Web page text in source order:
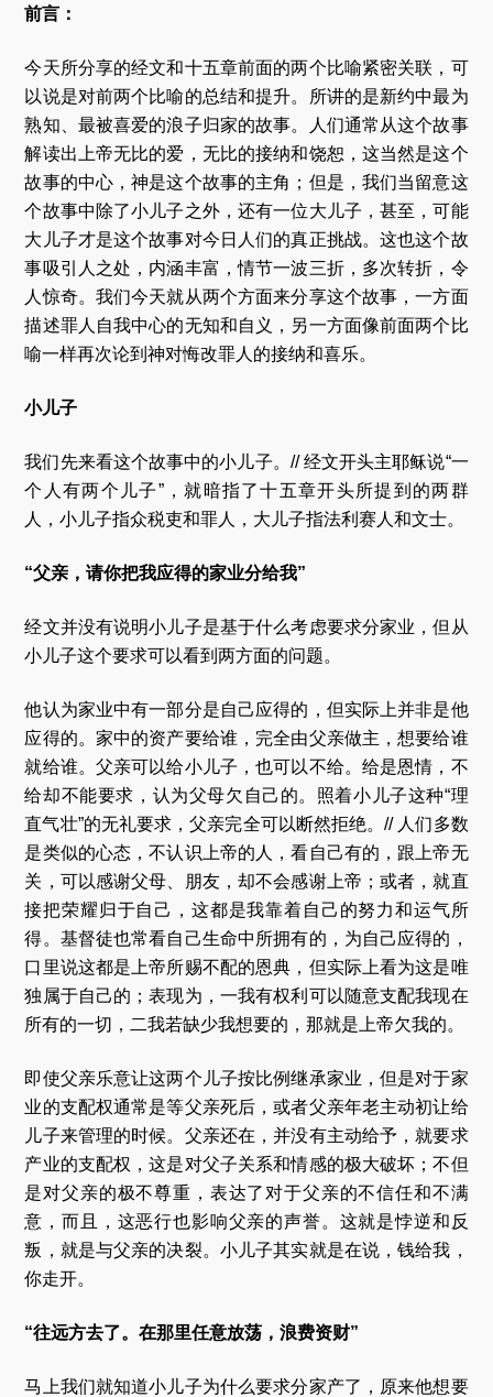
前言：
今天所分享的经文和十五章前面的两个比喻紧密关联，可
以说是对前两个比喻的总结和提升。所讲的是新约中最为
熟知、最被喜爱的浪子归家的故事。人们通常从这个故事
解读出上帝无比的爱，无比的接纳和饶恕，这当然是这个
故事的中心，神是这个故事的主角；但是，我们当留意这
个故事中除了小儿子之外，还有一位大儿子，甚至，可能
大儿子才是这个故事对今日人们的真正挑战。这也这个故
事吸引人之处，内涵丰富，情节一波三折，多次转折，令
人惊奇。我们今天就从两个方面来分享这个故事，一方面
描述罪人自我中心的无知和自义，另一方面像前面两个比
喻一样再次论到神对悔改罪人的接纳和喜乐。
小儿子
我们先来看这个故事中的小儿子。// 经文开头主耶稣说“一
个人有两个儿子”，就暗指了十五章开头所提到的两群
人，小儿子指众税吏和罪人，大儿子指法利赛人和文士。
“父亲，请你把我应得的家业分给我”
经文并没有说明小儿子是基于什么考虑要求分家业，但从
小儿子这个要求可以看到两方面的问题。
他认为家业中有一部分是自己应得的，但实际上并非是他
应得的。家中的资产要给谁，完全由父亲做主，想要给谁
就给谁。父亲可以给小儿子，也可以不给。给是恩情，不
给却不能要求，认为父母欠自己的。照着小儿子这种“理
直气壮”的无礼要求，父亲完全可以断然拒绝。// 人们多数
是类似的心态，不认识上帝的人，看自己有的，跟上帝无
关，可以感谢父母、朋友，却不会感谢上帝；或者，就直
接把荣耀归于自己，这都是我靠着自己的努力和运气所
得。基督徒也常看自己生命中所拥有的，为自己应得的，
口里说这都是上帝所赐不配的恩典，但实际上看为这是唯
独属于自己的；表现为，一我有权利可以随意支配我现在
所有的一切，二我若缺少我想要的，那就是上帝欠我的。
即使父亲乐意让这两个儿子按比例继承家业，但是对于家
业的支配权通常是等父亲死后，或者父亲年老主动初让给
儿子来管理的时候。父亲还在，并没有主动给予，就要求
产业的支配权，这是对父子关系和情感的极大破坏；不但
是对父亲的极不尊重，表达了对于父亲的不信任和不满
意，而且，这恶行也影响父亲的声誉。这就是悖逆和反
叛，就是与父亲的决裂。小儿子其实就是在说，钱给我，
你走开。
“往远方去了。在那里任意放荡，浪费资财”
马上我们就知道小儿子为什么要求分家产了，原来他想要